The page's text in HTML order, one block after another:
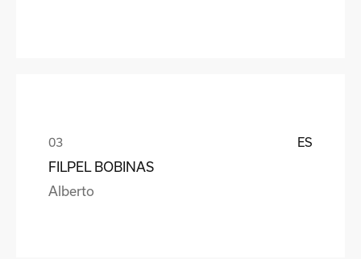
ES
FILPEL BOBINAS
Alberto